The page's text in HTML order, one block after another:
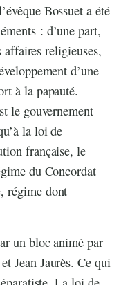
Bossuet a été
: d’une part,
religieuses,
d’une
à la papauté.
le gouvernement
la loi de
française, le
du Concordat
régime dont
un bloc animé par
Jean Jaurès. Ce qui